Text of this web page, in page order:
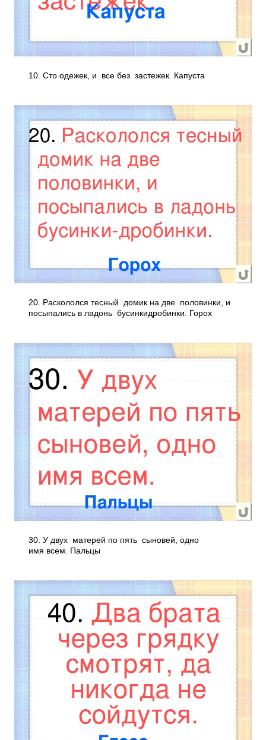
10. Сто одежек, и все без застежек. Капуста
20. Раскололся тесный домик на две половинки, и
посыпались в ладонь бусинки­дробинки. Горох
30. У двух матерей по пять сыновей, одно
имя всем. Пальцы